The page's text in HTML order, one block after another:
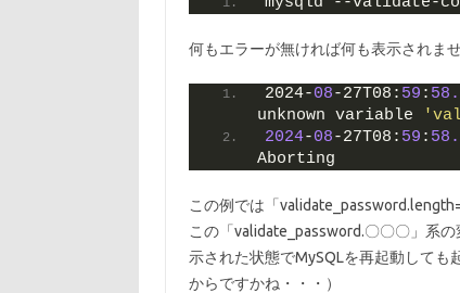
何もエラーが無ければ何も表示されま
2024-08-27T08: 59 :
unknown variable
2024-08-27T08: 59 :
Aborting
この例では「
この「validate_password.〇〇〇」系
示された状態でMySQLを再起動して
からですかね・・・）